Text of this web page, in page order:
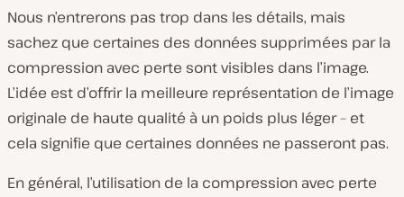
Nous n’entrerons pas trop dans les détails, mais
sachez que certaines des données supprimées par la
compression avec perte sont visibles dans l’image.
L’idée est d’offrir la meilleure représentation de l’image
originale de haute qualité à un poids plus léger – et
cela signifie que certaines données ne passeront pas.
En général, l’utilisation de la compression avec perte